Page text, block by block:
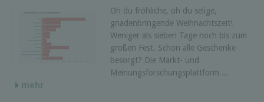
Oh du fröhliche, oh du selige,
gnadenbringende Weihnachtszeit!
Weniger als sieben Tage noch bis zum
großen Fest. Schon alle Geschenke
besorgt? Die Markt- und
Meinungsforschungsplattform ...
mehr